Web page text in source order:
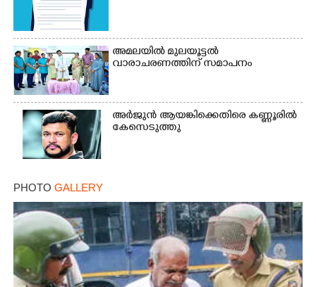
അമലയിൽ മുലയൂട്ടൽ
വാരാചരണത്തിന് സമാപനം
അർജുൻ ആയങ്കിക്കെതിരെ കണ്ണൂരിൽ
കേസെടുത്തു
PHOTO GALLERY